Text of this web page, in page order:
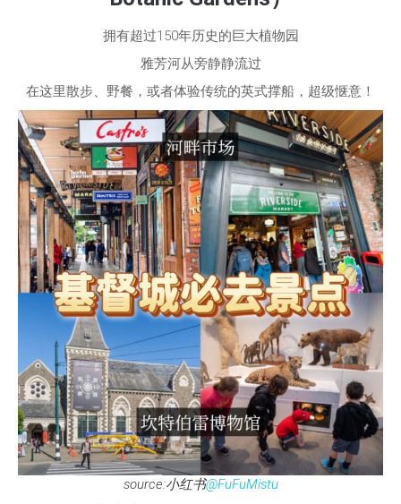
拥有超过150年历史的巨大植物园
雅芳河从旁静静流过
在这里散步、野餐，或者体验传统的英式撑船，超级惬意！
source:小红书@FuFuMistu